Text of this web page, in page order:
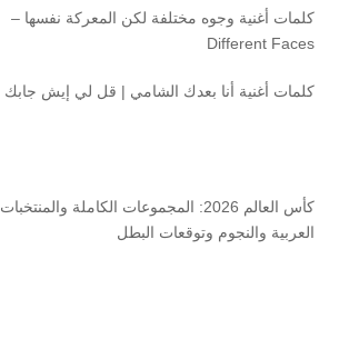
كلمات أغنية وجوه مختلفة لكن المعركة نفسها –
Different Faces
كلمات أغنية أنا بعدك الشامي | قل لي إيش جابك
كأس العالم 2026: المجموعات الكاملة والمنتخبات
العربية والنجوم وتوقعات البطل